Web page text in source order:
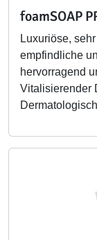
foamSOAP
Luxuriöse,
empfindliche
hervorragend
Vitalisierender